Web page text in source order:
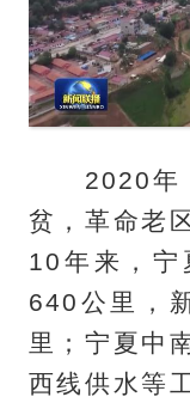
2020年，
贫，革命老
10年来，宁
640公里，
里；宁夏中
西线供水等